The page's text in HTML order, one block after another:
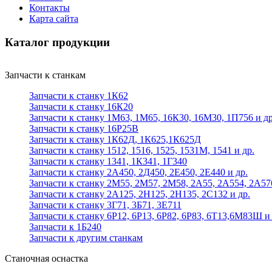
Контакты
Карта сайта
Каталог продукции
Запчасти к станкам
Запчасти к станку 1К62
Запчасти к станку 16К20
Запчасти к станку 1М63, 1М65, 16К30, 16М30, 1П756 и
Запчасти к станку 16Р25В
Запчасти к станку 1К62Д, 1К625,1К625Д
Запчасти к станку 1512, 1516, 1525, 1531М, 1541 и др.
Запчасти к станку 1341, 1К341, 1Г340
Запчасти к станку 2А450, 2Д450, 2Е450, 2Е440 и др.
Запчасти к станку 2М55, 2М57, 2М58, 2А55, 2А554,
Запчасти к станку 2А125, 2Н125, 2Н135, 2С132 и др.
Запчасти к станку 3Г71, 3Б71, 3Е711
Запчасти к станку 6Р12, 6Р13, 6Р82, 6Р83, 6Т13,6М83Ш и
Запчасти к 1Б240
Запчасти к другим станкам
Станочная оснастка